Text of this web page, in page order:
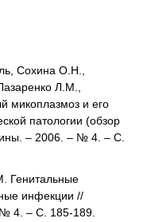
Сохина О.Н.,
Л.М.,
микоплазмоз и его
патологии (обзор
– 2006. – № 4. – С.
Генитальные
инфекции //
4. – С. 185-189.